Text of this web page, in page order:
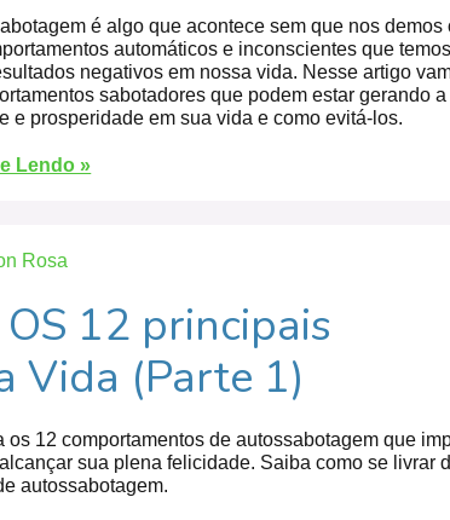
é algo que acontece sem que nos demos
automáticos e inconscientes que
negativos em nossa vida. Nesse artigo
sabotadores que podem estar gerando
e prosperidade em sua vida e como evitá-los.
Lendo »
Rosa
12 principais
Vida (Parte 1)
os 12 comportamentos de autossabotagem que
sua plena felicidade. Saiba como se livrar
autossabotagem.